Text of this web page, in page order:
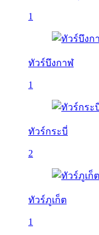
1
ทัวร์บึงกาฬ
1
ทัวร์กระบี่
2
ทัวร์ภูเก็ต
1